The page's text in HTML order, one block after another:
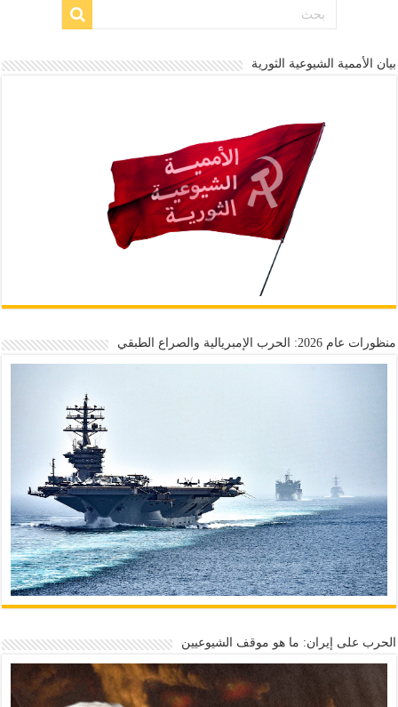
بيان الأممية الشيوعية الثورية
منظورات عام 2026: الحرب الإمبريالية والصراع الطبقي
الحرب على إيران: ما هو موقف الشيوعيين